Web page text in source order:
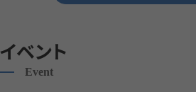
イベント
Event